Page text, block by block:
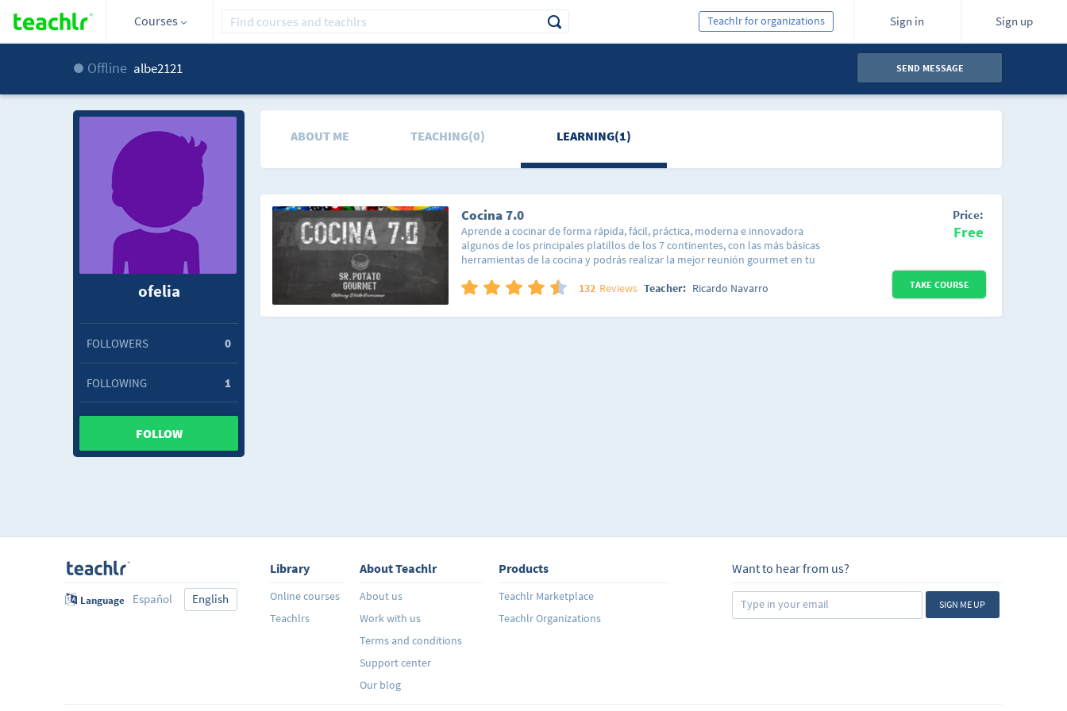
Courses Sign in Sign up
Teachlr for organizations
Offline albe2121 SEND MESSAGE
ofelia
FOLLOWERS 0
FOLLOWING 1
FOLLOW
ABOUT ME TEACHING(0) LEARNING(1)
Cocina 7.0
Aprende a cocinar de forma rápida, fácil, práctica, moderna e innovadora
algunos de los principales platillos de los 7 continentes, con las más básicas
herramientas de la cocina y podrás realizar la mejor reunión gourmet en tu
hamburguesas, pastas, pizzas, pinchos, entre muchas otras cosas con
creativa para abrirte la mente y logrando que tu también inventes y
132 Reviews Teacher: Ricardo Navarro
Price:
Free
TAKE COURSE
Language Español English
Library
Online courses
Teachlrs
About Teachlr
About us
Work with us
Terms and conditions
Support center
Our blog
Products
Teachlr Marketplace
Teachlr Organizations
Want to hear from us?
SIGN ME UP